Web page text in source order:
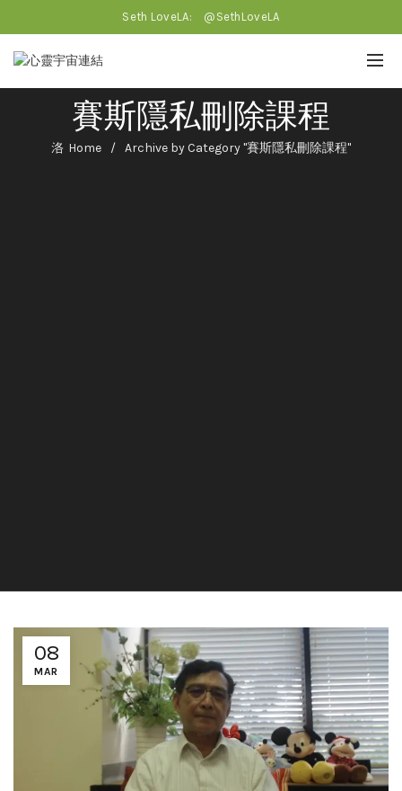
Seth LoveLA: @SethLoveLA
賽斯隱私刪除課程
Home Archive by Category "賽斯隱私刪除課程"
08
MAR